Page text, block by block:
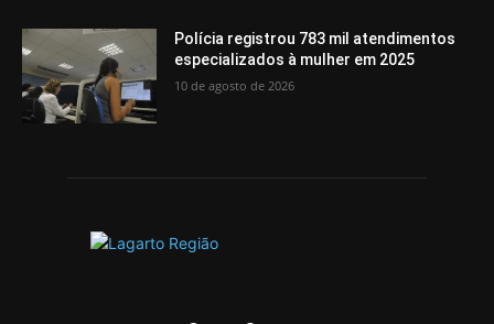
Polícia registrou 783 mil atendimentos
especializados à mulher em 2025
10 de agosto de 2026